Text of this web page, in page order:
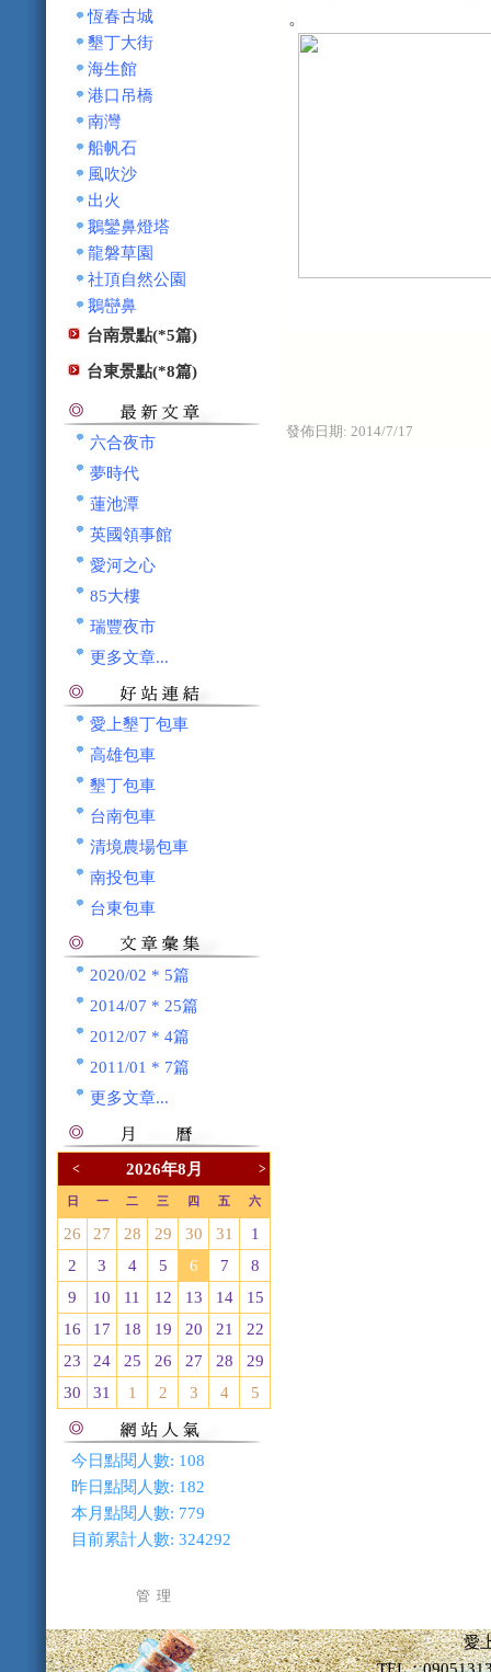
恆春古城
墾丁大街
海生館
港口吊橋
南灣
船帆石
風吹沙
出火
鵝鑾鼻燈塔
龍磐草園
社頂自然公園
鵝巒鼻
台南景點(*5篇)
台東景點(*8篇)
六合夜市
夢時代
蓮池潭
英國領事館
愛河之心
85大樓
瑞豐夜市
更多文章...
愛上墾丁包車
高雄包車
墾丁包車
台南包車
清境農場包車
南投包車
台東包車
2020/02 * 5篇
2014/07 * 25篇
2012/07 * 4篇
2011/01 * 7篇
更多文章...
< 2026年8月 >
日 一 二 三 四 五 六
26 27 28 29 30 31
1
2
3 4 5 6 7
8
9
10 11 12 13 14
15
16
17 18 19 20 21
22
23
24 25 26 27 28
29
30
31 1 2 3 4 5
今日點閱人數: 108
昨日點閱人數: 182
本月點閱人數: 779
目前累計人數: 324292
管 理
。
發佈日期: 2014/7/17
愛